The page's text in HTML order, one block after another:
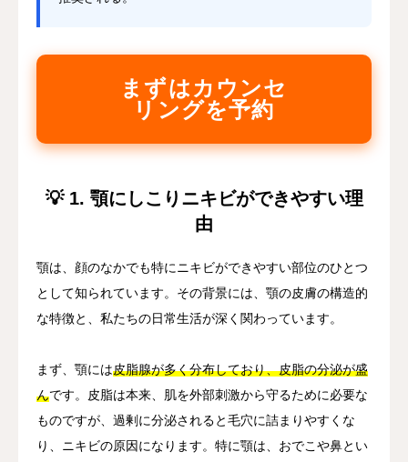
まずはカウンセ
リングを予約
💡 1. 顎にしこりニキビができやすい理
由
顎は、顔のなかでも特にニキビができやすい部位のひとつ
として知られています。その背景には、顎の皮膚の構造的
な特徴と、私たちの日常生活が深く関わっています。
まず、顎には皮脂腺が多く分布しており、皮脂の分泌が盛
んです。皮脂は本来、肌を外部刺激から守るために必要な
ものですが、過剰に分泌されると毛穴に詰まりやすくな
り、ニキビの原因になります。特に顎は、おでこや鼻とい